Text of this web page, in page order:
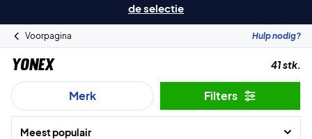
de selectie
Voorpagina Hulp nodig?
Yonex 41 stk.
Merk Filters
Meest populair